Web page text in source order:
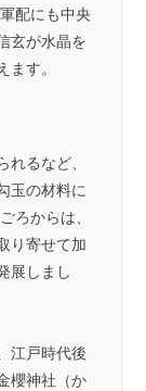
配にも中央
玄が水晶を
ます。
れるなど、
玉の材料に
ろからは、
り寄せて加
展しまし
江戸時代後
櫻神社（か